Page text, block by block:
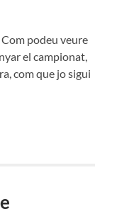
podeu veure
el campionat,
com que jo sigui